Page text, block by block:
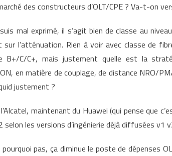
des constructeurs d’OLT/CPE ? Va-t-on
mal exprimé, il s’agit bien de classe au
l’atténuation. Rien à voir avec classe de
B+/C/C+, mais justement quelle est la
en matière de couplage, de distance NRO/
justement ?
maintenant du Huawei (qui pense que
selon les versions d’ingénierie déjà diffusées v1
pas, ça diminue le poste de dépenses